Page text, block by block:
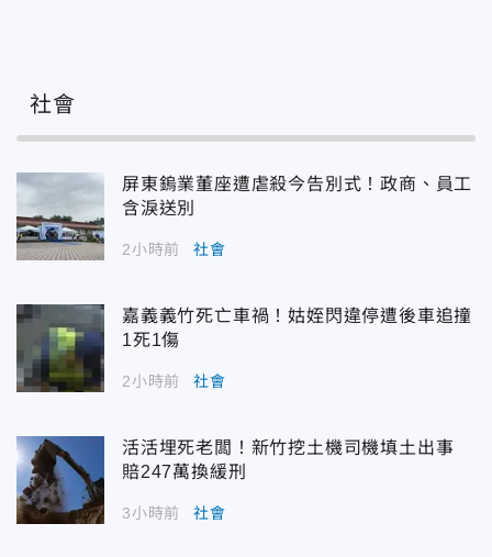
社會
屏東鎢業董座遭虐殺今告別式！政商、員工
含淚送別
2小時前 社會
嘉義義竹死亡車禍！姑姪閃違停遭後車追撞
1死1傷
2小時前 社會
活活埋死老闆！新竹挖土機司機填土出事
賠247萬換緩刑
3小時前 社會